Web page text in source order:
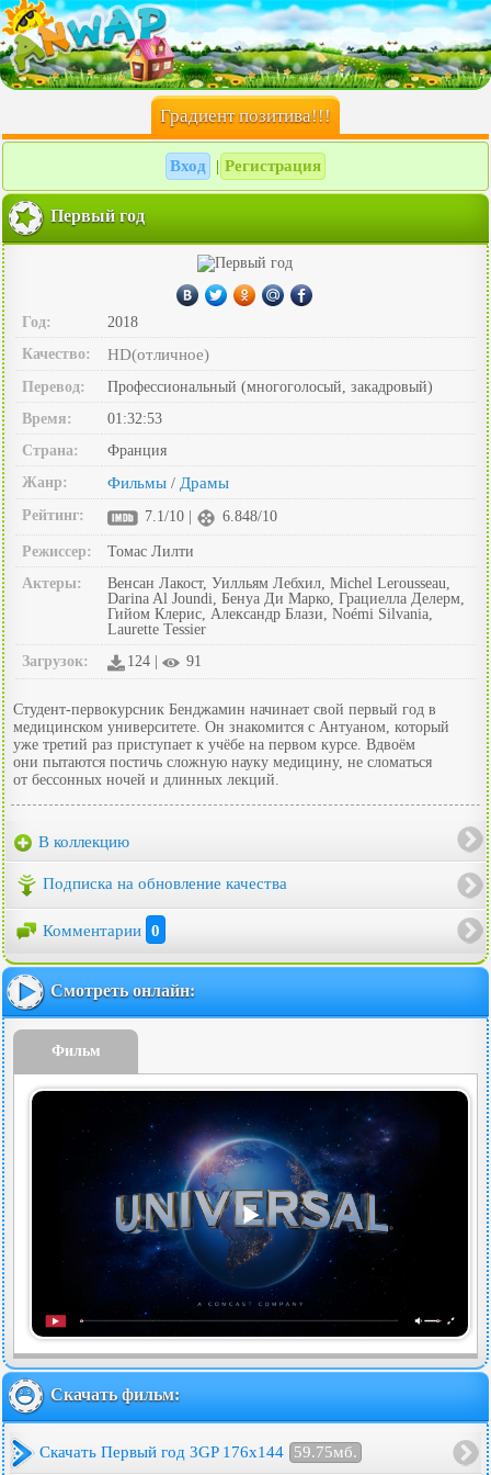
Градиент позитива!!!
Вход Регистрация
Первый год
Год:
2018
Качество:
HD(отличное)
Перевод:
Профессиональный (многоголосый, закадровый)
Время:
01:32:53
Страна:
Франция
Жанр:
Фильмы / Драмы
Рейтинг: 7.1/10 | 6.848/10
Режиссер:
Томас Лилти
Актеры:
Венсан Лакост, Уилльям Лебхил, Michel Lerousseau,
Darina Al Joundi, Бенуа Ди Марко, Грациелла Делерм,
Гийом Клерис, Александр Блази, Noémi Silvania,
Laurette Tessier
Загрузок:
124 | 91
Студент-первокурсник Бенджамин начинает свой первый год в
медицинском университете. Он знакомится с Антуаном, который
уже третий раз приступает к учёбе на первом курсе. Вдвоём
они пытаются постичь сложную науку медицину, не сломаться
от бессонных ночей и длинных лекций.
В коллекцию
Подписка на обновление качества
Комментарии 0
Смотреть онлайн:
Фильм
Скачать фильм:
Скачать Первый год 3GP 176x144 59.75мб.